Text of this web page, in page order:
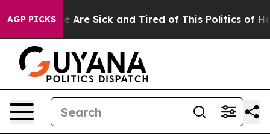
AGP PICKSAre Sick and Tired of This Politics of Hatred”